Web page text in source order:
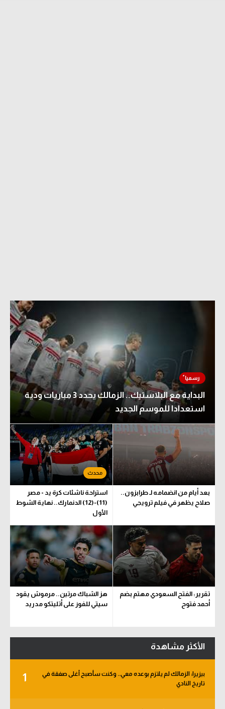
البداية مع البلاستيك.. الزمالك يحدد 3 مباريات ودية
استعدادا للموسم الجديد
بعد أيام من انضمامه لـ طرابزون..
صلاح يظهر في فيلم ترويجي
استراحة ناشئات كرة يد - مصر
(11)-(12) الدنمارك.. نهاية الشوط
الأول
تقرير: الفتح السعودي مهتم بضم
أحمد فتوح
هز الشباك مرتين.. مرموش يقود
سيتي للفوز على أتليتكو مدريد
الأكثر مشاهدة
1
بيزيرا: الزمالك لم يلتزم بوعده معي.. وكنت سأصبح أغلى صفقة في
تاريخ النادي